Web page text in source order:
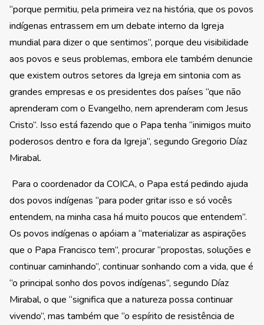
“porque permitiu, pela primeira vez na história, que os povos
indígenas entrassem em um debate interno da Igreja
mundial para dizer o que sentimos”, porque deu visibilidade
aos povos e seus problemas, embora ele também denuncie
que existem outros setores da Igreja em sintonia com as
grandes empresas e os presidentes dos países “que não
aprenderam com o Evangelho, nem aprenderam com Jesus
Cristo”. Isso está fazendo que o Papa tenha “inimigos muito
poderosos dentro e fora da Igreja”, segundo Gregorio Díaz
Mirabal.
Para o coordenador da COICA, o Papa está pedindo ajuda
dos povos indígenas “para poder gritar isso e só vocês
entendem, na minha casa há muito poucos que entendem”.
Os povos indígenas o apóiam a “materializar as aspirações
que o Papa Francisco tem”, procurar “propostas, soluções e
continuar caminhando”, continuar sonhando com a vida, que é
“o principal sonho dos povos indígenas”, segundo Díaz
Mirabal, o que “significa que a natureza possa continuar
vivendo”, mas também que “o espírito de resistência de